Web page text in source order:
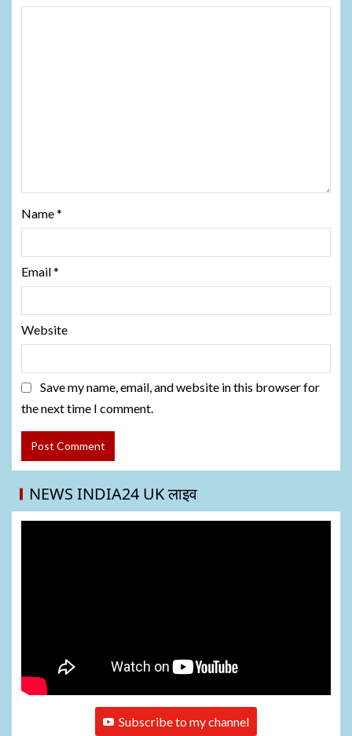
Name*
Email*
Website
Save my name, email, and website in this browser for
the next time I comment.
NEWS INDIA24 UK लाइव
Subscribe to my channel